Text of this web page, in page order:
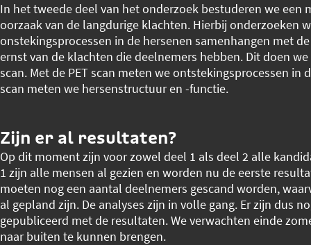
In het tweede deel van het onderzoek bestuderen we een
oorzaak van de langdurige klachten. Hierbij onderzoeken
onstekingsprocessen in de hersenen samenhangen met
ernst van de klachten die deelnemers hebben. Dit doen we
scan. Met de PET scan meten we ontstekingsprocessen in
scan meten we hersenstructuur en -functie.
Zijn er al resultaten?
Op dit moment zijn voor zowel deel 1 als deel 2 alle
1 zijn alle mensen al gezien en worden nu de eerste
moeten nog een aantal deelnemers gescand worden,
al gepland zijn. De analyses zijn in volle gang. Er zijn dus
gepubliceerd met de resultaten. We verwachten einde
naar buiten te kunnen brengen.